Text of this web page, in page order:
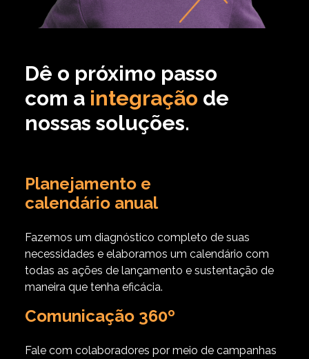
Dê o próximo passo
com a integração de
nossas soluções.
Planejamento e
calendário anual
Fazemos um diagnóstico completo de suas
necessidades e elaboramos um calendário com
todas as ações de lançamento e sustentação de
maneira que tenha eficácia.
Comunicação 360º
Fale com colaboradores por meio de campanhas